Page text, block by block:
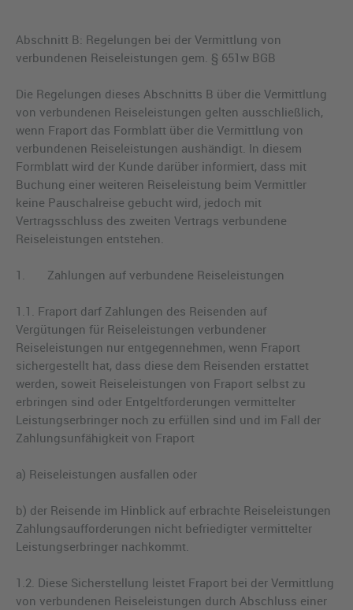
Abschnitt B: Regelungen bei der Vermittlung von
verbundenen Reiseleistungen gem. § 651w BGB
Die Regelungen dieses Abschnitts B über die Vermittlung
von verbundenen Reiseleistungen gelten ausschließlich,
wenn Fraport das Formblatt über die Vermittlung von
verbundenen Reiseleistungen aushändigt. In diesem
Formblatt wird der Kunde darüber informiert, dass mit
Buchung einer weiteren Reiseleistung beim Vermittler
keine Pauschalreise gebucht wird, jedoch mit
Vertragsschluss des zweiten Vertrags verbundene
Reiseleistungen entstehen.
1. Zahlungen auf verbundene Reiseleistungen
1.1. Fraport darf Zahlungen des Reisenden auf
Vergütungen für Reiseleistungen verbundener
Reiseleistungen nur entgegennehmen, wenn Fraport
sichergestellt hat, dass diese dem Reisenden erstattet
werden, soweit Reiseleistungen von Fraport selbst zu
erbringen sind oder Entgeltforderungen vermittelter
Leistungserbringer noch zu erfüllen sind und im Fall der
Zahlungsunfähigkeit von Fraport
a) Reiseleistungen ausfallen oder
b) der Reisende im Hinblick auf erbrachte Reiseleistungen
Zahlungsaufforderungen nicht befriedigter vermittelter
Leistungserbringer nachkommt.
1.2. Diese Sicherstellung leistet Fraport bei der Vermittlung
von verbundenen Reiseleistungen durch Abschluss einer